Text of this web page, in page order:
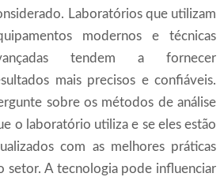
Laboratórios que utilizam
modernos e técnicas
tendem a fornecer
mais precisos e confiáveis.
sobre os métodos de análise
o laboratório utiliza e se eles estão
com as melhores práticas
setor. A tecnologia pode influenciar